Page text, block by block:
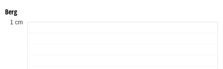
Berg
1 cm